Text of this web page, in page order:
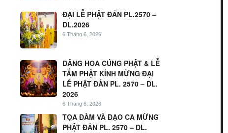
ĐẠI LỄ PHẬT ĐẢN PL.2570 –
DL.2026
6 Tháng 6, 2026
DÂNG HOA CÚNG PHẬT & LỄ
TẮM PHẬT KÍNH MỪNG ĐẠI
LỄ PHẬT ĐẢN PL. 2570 – DL.
2026
6 Tháng 6, 2026
TỌA ĐÀM VÀ ĐẠO CA MỪNG
PHẬT ĐẢN PL. 2570 – DL.